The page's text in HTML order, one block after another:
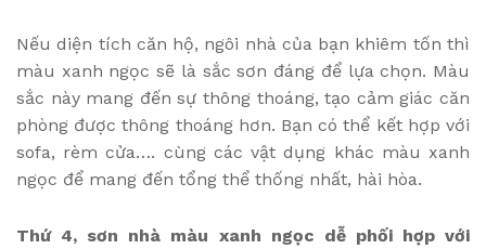
Nếu diện tích căn hộ, ngôi nhà của bạn khiêm tốn thì
màu xanh ngọc sẽ là sắc sơn đáng để lựa chọn. Màu
sắc này mang đến sự thông thoáng, tạo cảm giác căn
phòng được thông thoáng hơn. Bạn có thể kết hợp với
sofa, rèm cửa…. cùng các vật dụng khác màu xanh
ngọc để mang đến tổng thể thống nhất, hài hòa.
Thứ 4, sơn nhà màu xanh ngọc dễ phối hợp với